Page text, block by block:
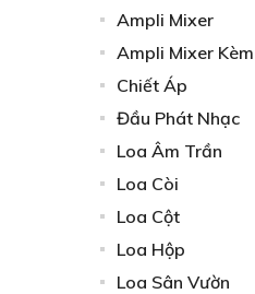
Ampli Mixer
Ampli Mixer
Chiết Áp
Đầu Phát Nhạc
Loa Âm Trần
Loa Còi
Loa Cột
Loa Hộp
Loa Sân Vườn